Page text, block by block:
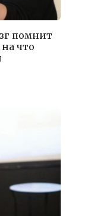
помнит
что